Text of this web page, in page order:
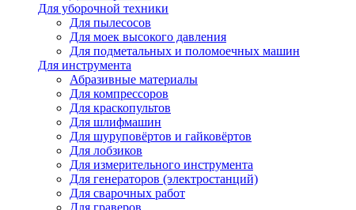
Для уборочной техники
Для пылесосов
Для моек высокого давления
Для подметальных и поломоечных машин
Для инструмента
Абразивные материалы
Для компрессоров
Для краскопультов
Для шлифмашин
Для шуруповёртов и гайковёртов
Для лобзиков
Для измерительного инструмента
Для генераторов (электростанций)
Для сварочных работ
Для граверов